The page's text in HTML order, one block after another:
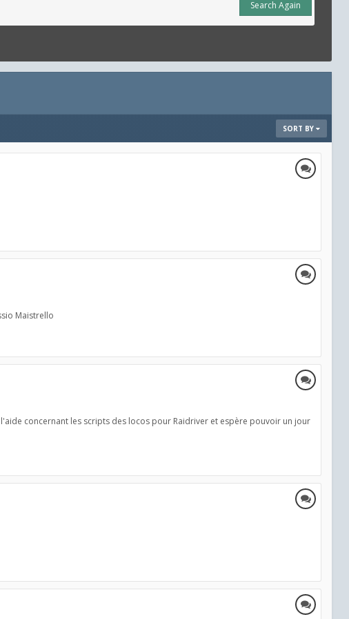
Search Again
SORT BY
Maistrello
concernant les scripts des locos pour Raidriver et espère pouvoir un jour